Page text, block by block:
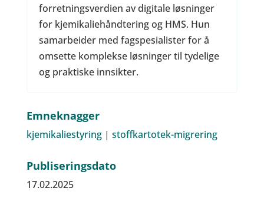
forretningsverdien av digitale løsninger
for kjemikaliehåndtering og HMS. Hun
samarbeider med fagspesialister for å
omsette komplekse løsninger til tydelige
og praktiske innsikter.
Emneknagger
kjemikaliestyring| stoffkartotek-migrering
Publiseringsdato
17.02.2025